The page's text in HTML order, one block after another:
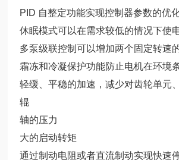
PID 自整定功能实现控制器参数的优
休眠模式可以在需求较低的情况下使
多泵级联控制可以增加两个固定转速
霜冻和冷凝保护功能防止电机在环境
轻缓、平稳的加速，减少对齿轮单元
辊
轴的压力
大的启动转矩
通过制动电阻或者直流制动实现快速